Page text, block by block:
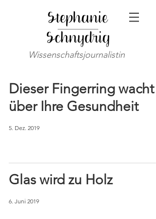
Wissenschaftsjournalistin
Dieser Fingerring wacht
über Ihre Gesundheit
5. Dez. 2019
Glas wird zu Holz
6. Juni 2019